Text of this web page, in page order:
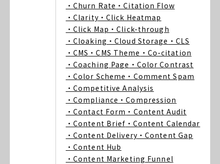
・Churn Rate ・Citation Flow
・Clarity ・Click Heatmap
・Click Map ・Click-through
・Cloaking ・Cloud Storage ・CLS
・CMS ・CMS Theme ・Co-citation
・Coaching Page ・Color Contrast
・Color Scheme ・Comment Spam
・Competitive Analysis
・Compliance ・Compression
・Contact Form ・Content Audit
・Content Brief ・Content Calendar
・Content Delivery ・Content Gap
・Content Hub
・Content Marketing Funnel